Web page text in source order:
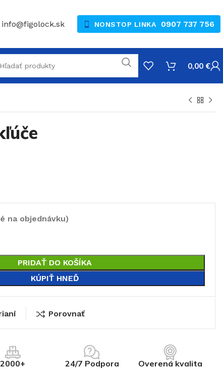
info@figolock.sk NONSTOP LINKA 0907 737 756
0,00 €
na objednávku)
PRIDAŤ DO KOŠÍKA
KÚPIŤ HNEĎ
Porovnať
2000+ 24/7 Podpora Overená kvalita